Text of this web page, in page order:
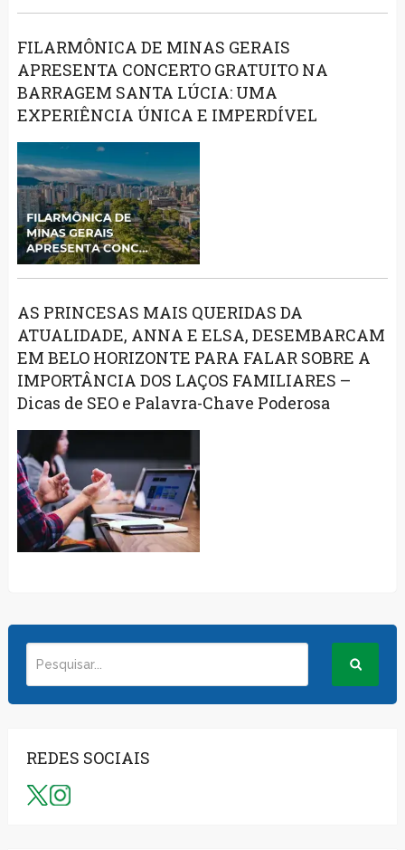
FILARMÔNICA DE MINAS GERAIS
APRESENTA CONCERTO GRATUITO NA
BARRAGEM SANTA LÚCIA: UMA
EXPERIÊNCIA ÚNICA E IMPERDÍVEL
AS PRINCESAS MAIS QUERIDAS DA
ATUALIDADE, ANNA E ELSA, DESEMBARCAM
EM BELO HORIZONTE PARA FALAR SOBRE A
IMPORTÂNCIA DOS LAÇOS FAMILIARES –
Dicas de SEO e Palavra-Chave Poderosa
REDES SOCIAIS